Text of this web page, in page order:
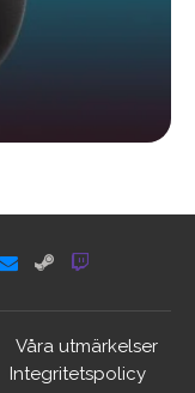
Våra utmärkelser
Integritetspolicy